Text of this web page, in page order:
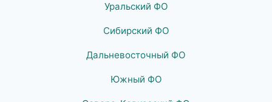
Уральский ФО
Сибирский ФО
Дальневосточный ФО
Южный ФО